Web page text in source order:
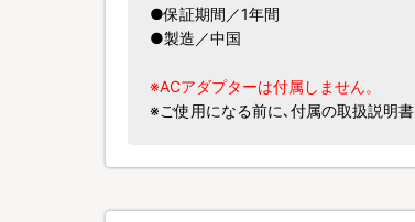
●保証期間／1年間
●製造／中国
※ACアダプターは付属しません。
※ご使用になる前に､付属の取扱説明